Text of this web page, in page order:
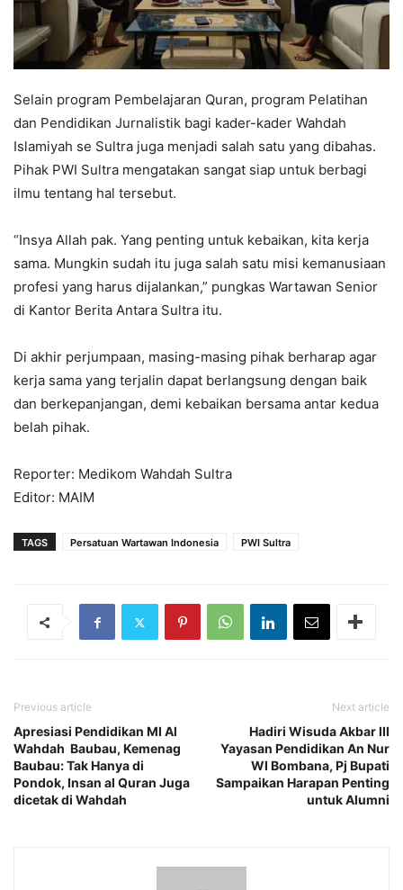
Selain program Pembelajaran Quran, program Pelatihan
dan Pendidikan Jurnalistik bagi kader-kader Wahdah
Islamiyah se Sultra juga menjadi salah satu yang dibahas.
Pihak PWI Sultra mengatakan sangat siap untuk berbagi
ilmu tentang hal tersebut.
“Insya Allah pak. Yang penting untuk kebaikan, kita kerja
sama. Mungkin sudah itu juga salah satu misi kemanusiaan
profesi yang harus dijalankan,” pungkas Wartawan Senior
di Kantor Berita Antara Sultra itu.
Di akhir perjumpaan, masing-masing pihak berharap agar
kerja sama yang terjalin dapat berlangsung dengan baik
dan berkepanjangan, demi kebaikan bersama antar kedua
belah pihak.
Reporter: Medikom Wahdah Sultra
Editor: MAIM
TAGS Persatuan Wartawan Indonesia PWI Sultra
Previous article
Apresiasi Pendidikan MI Al
Wahdah Baubau, Kemenag
Baubau: Tak Hanya di
Pondok, Insan al Quran Juga
dicetak di Wahdah
Next article
Hadiri Wisuda Akbar III
Yayasan Pendidikan An Nur
WI Bombana, Pj Bupati
Sampaikan Harapan Penting
untuk Alumni